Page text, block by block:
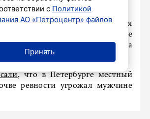
действия продолжаются для
обстоятельств дела, также
характеристики на
, что в Петербурге местный
ревности угрожал мужчине
с Политикой
АО «Петроцентр» файлов
Принять